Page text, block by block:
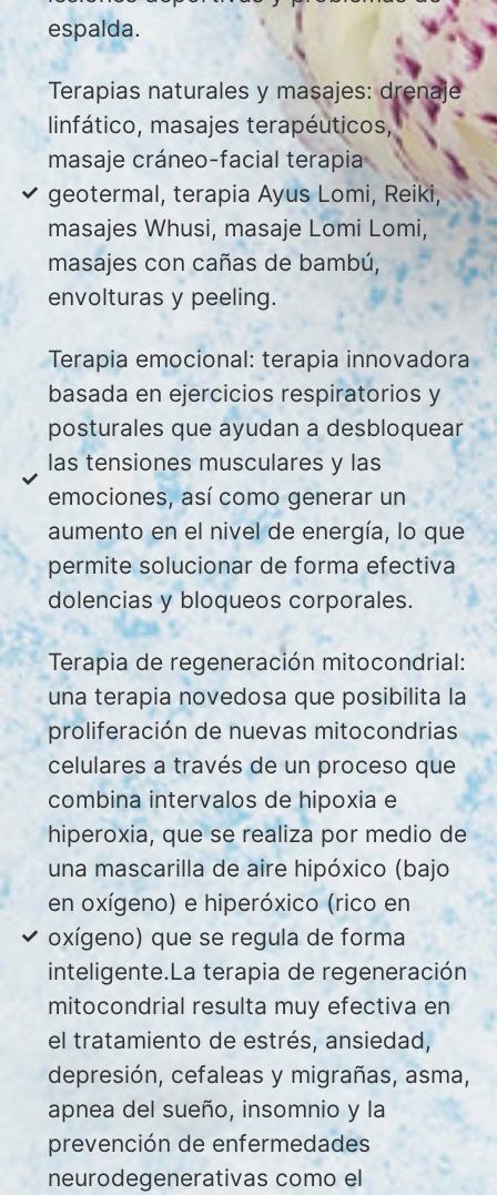
espalda.
Terapias naturales y masajes: drenaje
linfático, masajes terapéuticos,
masaje cráneo-facial terapia
geotermal, terapia Ayus Lomi, Reiki,
masajes Whusi, masaje Lomi Lomi,
masajes con cañas de bambú,
envolturas y peeling.
Terapia emocional: terapia innovadora
basada en ejercicios respiratorios y
posturales que ayudan a desbloquear
las tensiones musculares y las
emociones, así como generar un
aumento en el nivel de energía, lo que
permite solucionar de forma efectiva
dolencias y bloqueos corporales.
Terapia de regeneración mitocondrial:
una terapia novedosa que posibilita la
proliferación de nuevas mitocondrias
celulares a través de un proceso que
combina intervalos de hipoxia e
hiperoxia, que se realiza por medio de
una mascarilla de aire hipóxico (bajo
en oxígeno) e hiperóxico (rico en
oxígeno) que se regula de forma
inteligente.La terapia de regeneración
mitocondrial resulta muy efectiva en
el tratamiento de estrés, ansiedad,
depresión, cefaleas y migrañas, asma,
apnea del sueño, insomnio y la
prevención de enfermedades
neurodegenerativas como el